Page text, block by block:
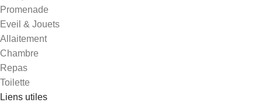
Promenade
Eveil & Jouets
Allaitement
Chambre
Repas
Toilette
Liens utiles